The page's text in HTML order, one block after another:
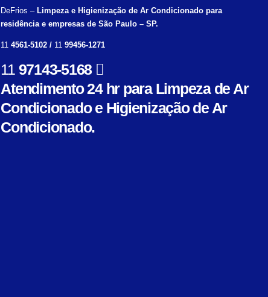
DeFrios – Limpeza e Higienização de Ar Condicionado para
residência e empresas de São Paulo – SP.
114561-5102 / 1199456-1271
11 97143-5168
Atendimento 24 hr para Limpeza de Ar
Condicionado e Higienização de Ar
Condicionado.